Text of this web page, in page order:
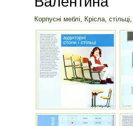
Корпусні меблі, Крісла, стільці